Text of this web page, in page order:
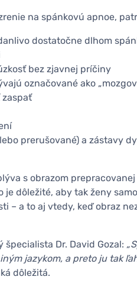
na spánkovú apnoe,
dostatočne dlhom
bez zjavnej príčiny
označované ako
prerušované) a zástavy
s obrazom
dôležité, aby tak ženy
– a to aj vtedy, keď obraz
Dr. David Gozal:
jazykom, a preto ju tak
dôležitá.